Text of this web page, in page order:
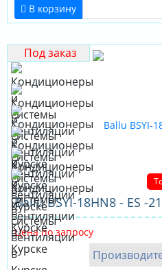
В корзину
Под заказ
Ballu BSYI-18HN8 - ES -
Цена по запросу